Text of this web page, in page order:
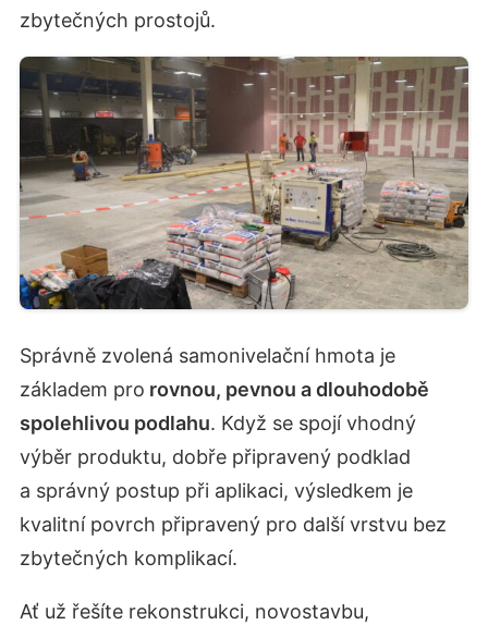
zbytečných prostojů.
Správně zvolená samonivelační hmota je
základem pro rovnou, pevnou a dlouhodobě
spolehlivou podlahu. Když se spojí vhodný
výběr produktu, dobře připravený podklad
a správný postup při aplikaci, výsledkem je
kvalitní povrch připravený pro další vrstvu bez
zbytečných komplikací.
Ať už řešíte rekonstrukci, novostavbu,